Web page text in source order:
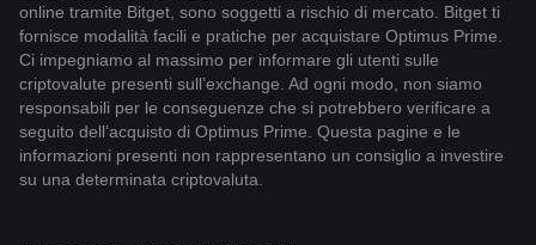
online tramite Bitget, sono soggetti a rischio di mercato. Bitget ti
fornisce modalità facili e pratiche per acquistare Optimus Prime.
Ci impegniamo al massimo per informare gli utenti sulle
criptovalute presenti sull’exchange. Ad ogni modo, non siamo
responsabili per le conseguenze che si potrebbero verificare a
seguito dell’acquisto di Optimus Prime. Questa pagine e le
informazioni presenti non rappresentano un consiglio a investire
su una determinata criptovaluta.